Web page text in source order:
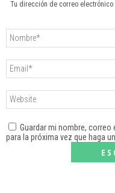
Tu dirección de correo
Guardar mi nombre,
para la próxima vez que haga